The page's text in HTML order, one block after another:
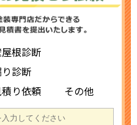
根診断
診断
り依頼
その他